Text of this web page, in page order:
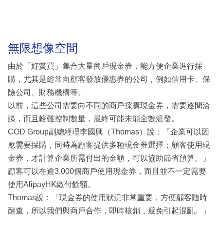
無限想像空間
由於「好賞買」集合大量商戶現金券，能方便企業進行採
購，尤其是經常向顧客發放優惠券的公司，例如信用卡、保
險公司、財務機構等。
以前，這些公司需要向不同的商戶採購現金券，需要逐間洽
談，而且較難控制數量，最終可能未能全數派發。
COD Group副總經理李國興（Thomas）說：「企業可以因
應需要採購，同時為顧客提供多種現金券選擇；顧客使用現
金券，才計算企業所需付出的金額，可以協助節省預算。」
顧客可以在逾3,000個商戶使用現金券，而且並不一定需要
使用AlipayHK繳付餘額。
Thomas說：「現金券的使用狀況非常重要，方便顧客隨時
翻查，所以我們與商戶合作，即時核銷，避免引起混亂。」